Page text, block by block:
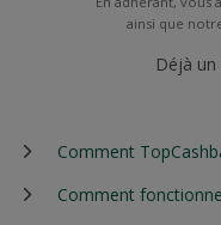
ainsi que
Déjà
Comment
Comment